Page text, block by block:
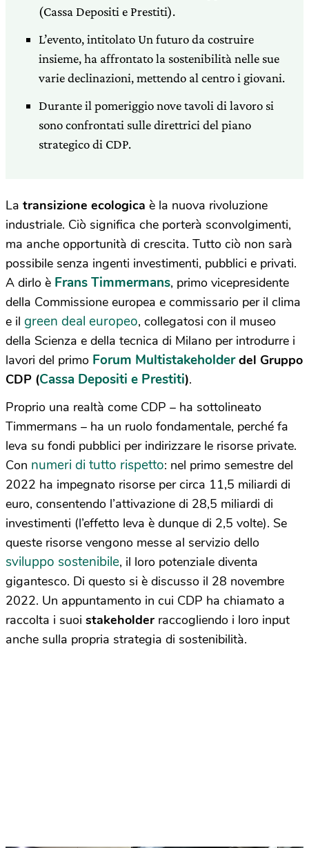
(Cassa Depositi e Prestiti).
L’evento, intitolato Un futuro da costruire
insieme, ha affrontato la sostenibilità nelle sue
varie declinazioni, mettendo al centro i giovani.
Durante il pomeriggio nove tavoli di lavoro si
sono confrontati sulle direttrici del piano
strategico di CDP.
La transizione ecologica è la nuova rivoluzione
industriale. Ciò significa che porterà sconvolgimenti,
ma anche opportunità di crescita. Tutto ciò non sarà
possibile senza ingenti investimenti, pubblici e privati.
A dirlo è Frans Timmermans, primo vicepresidente
della Commissione europea e commissario per il clima
e il green deal europeo, collegatosi con il museo
della Scienza e della tecnica di Milano per introdurre i
lavori del primo Forum Multistakeholderdel Gruppo
CDP (Cassa Depositi e Prestiti).
Proprio una realtà come CDP – ha sottolineato
Timmermans – ha un ruolo fondamentale, perché fa
leva su fondi pubblici per indirizzare le risorse private.
Con numeri di tutto rispetto: nel primo semestre del
2022 ha impegnato risorse per circa 11,5 miliardi di
euro, consentendo l’attivazione di 28,5 miliardi di
investimenti (l’effetto leva è dunque di 2,5 volte). Se
queste risorse vengono messe al servizio dello
sviluppo sostenibile, il loro potenziale diventa
gigantesco. Di questo si è discusso il 28 novembre
2022. Un appuntamento in cui CDP ha chiamato a
raccolta i suoi stakeholder raccogliendo i loro input
anche sulla propria strategia di sostenibilità.